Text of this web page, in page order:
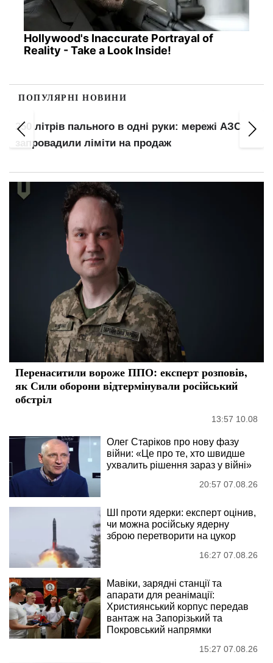
Hollywood's Inaccurate Portrayal of
Reality - Take a Look Inside!
ПОПУЛЯРНІ НОВИНИ
250 літрів пального в одні руки: мережі АЗС
запровадили ліміти на продаж
Перенаситили вороже ППО: експерт розповів,
як Сили оборони відтермінували російський
обстріл
13:57 10.08
Олег Старіков про нову фазу
війни: «Це про те, хто швидше
ухвалить рішення зараз у війні»
20:57 07.08.26
ШІ проти ядерки: експерт оцінив,
чи можна російську ядерну
зброю перетворити на цукор
16:27 07.08.26
Мавіки, зарядні станції та
апарати для реанімації:
Християнський корпус передав
вантаж на Запорізький та
Покровський напрямки
15:27 07.08.26